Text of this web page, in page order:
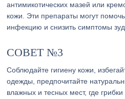
антимикотических мазей или
кожи. Эти препараты могут
инфекцию и снизить симптомы
СОВЕТ №3
Соблюдайте гигиену кожи,
одежды, предпочитайте
влажных и тесных мест, где